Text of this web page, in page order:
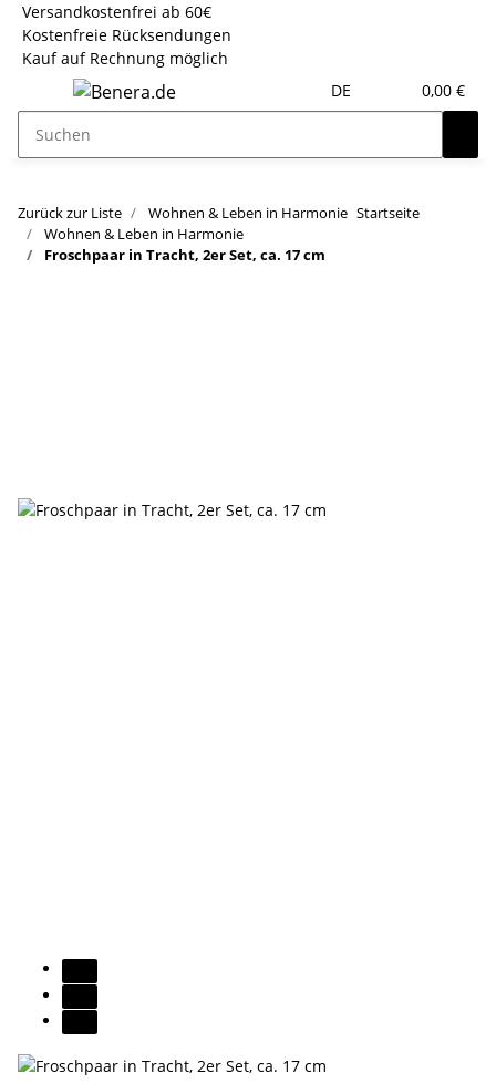
Versandkostenfrei ab 60€
Kostenfreie Rücksendungen
Kauf auf Rechnung möglich
DE
0,00 €
Zurück zur Liste Wohnen & Leben in Harmonie Startseite
Wohnen & Leben in Harmonie
Froschpaar in Tracht, 2er Set, ca. 17 cm